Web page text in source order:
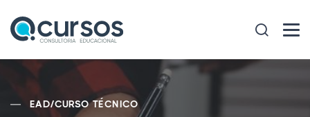
EAD/CURSO TÉCNICO